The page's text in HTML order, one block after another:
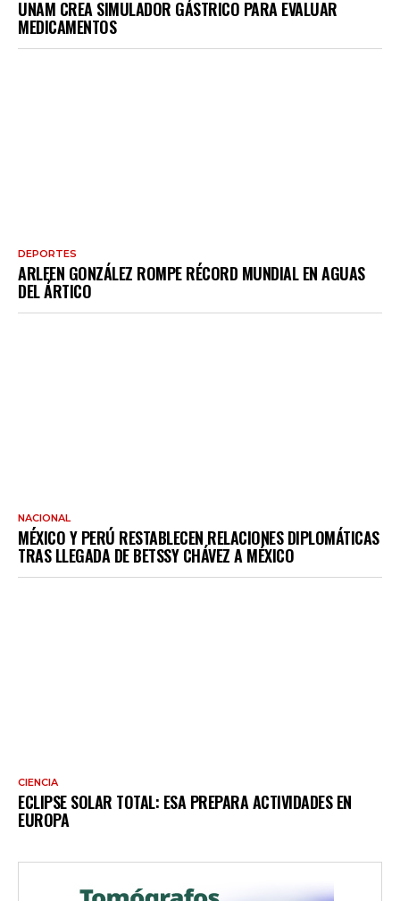
UNAM CREA SIMULADOR GÁSTRICO PARA EVALUAR
MEDICAMENTOS
DEPORTES
ARLEEN GONZÁLEZ ROMPE RÉCORD MUNDIAL EN AGUAS
DEL ÁRTICO
NACIONAL
MÉXICO Y PERÚ RESTABLECEN RELACIONES DIPLOMÁTICAS
TRAS LLEGADA DE BETSSY CHÁVEZ A MÉXICO
CIENCIA
ECLIPSE SOLAR TOTAL: ESA PREPARA ACTIVIDADES EN
EUROPA